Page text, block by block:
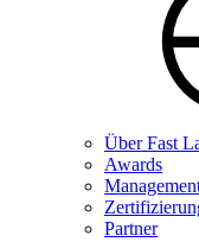
Über Fast
Awards
Partner